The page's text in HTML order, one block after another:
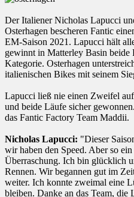
Der Italiener Nicholas Lapucci
Osterhagen bescheren Fantic
EM-Saison 2021. Lapucci hält
gewinnt in Matterley Basin
Kategorie. Osterhagen
italienischen Bikes mit seinem
Lapucci ließ nie einen Zweifel
und beide Läufe sicher
das Fantic Factory Team Maddii.
Nicholas Lapucci: "Dieser
wir haben den Speed. Aber so
Überraschung. Ich bin glücklich
Rennen. Wir begannen gut im
weiter. Ich konnte zweimal eine
bleiben. Danke an das Team, die